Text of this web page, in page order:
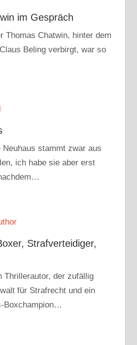
im Gespräch
Thomas Chatwin, hinter dem
Beling verbirgt, war so
Neuhaus stammt zwar aus
ich habe sie aber erst
Strafverteidiger,
Thrillerautor, der zufällig
für Strafrecht und ein
Boxchampion…